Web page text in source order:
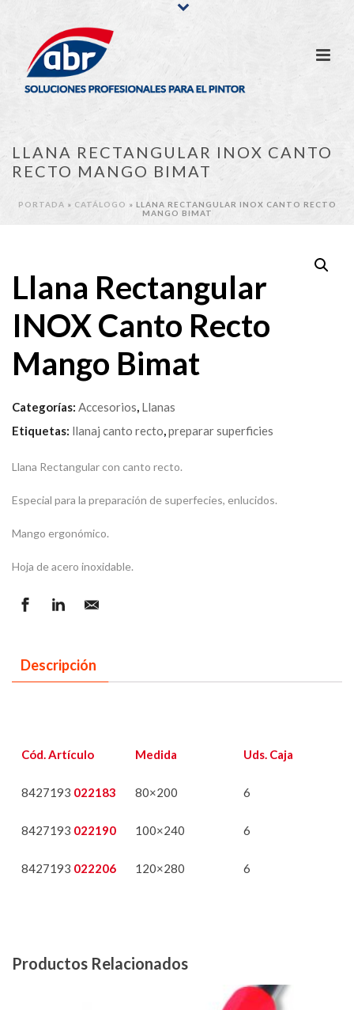
LLANA RECTANGULAR INOX CANTO
RECTO MANGO BIMAT
PORTADA » CATÁLOGO » LLANA RECTANGULAR INOX CANTO RECTO
MANGO BIMAT
Llana Rectangular
INOX Canto Recto
Mango Bimat
Categorías: Accesorios, Llanas
Etiquetas: llanaj canto recto,preparar superficies
Llana Rectangular con canto recto.
Especial para la preparación de superfecies, enlucidos.
Mango ergonómico.
Hoja de acero inoxidable.
Descripción
Cód. Artículo Medida Uds. Caja
8427193 022183 80×200 6
8427193 022190 100×240 6
8427193 022206 120×280 6
Productos Relacionados